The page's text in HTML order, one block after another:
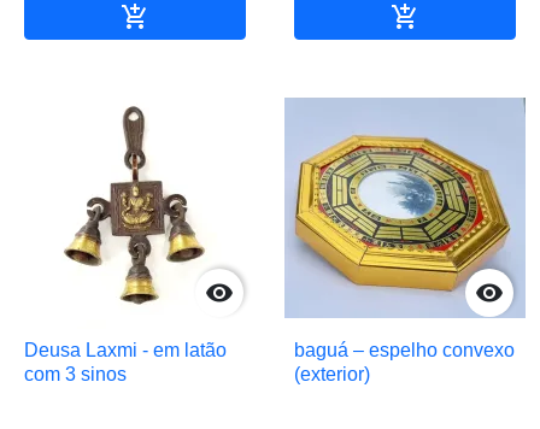
 

Deusa Laxmi - em latão
com 3 sinos

baguá – espelho convexo
(exterior)